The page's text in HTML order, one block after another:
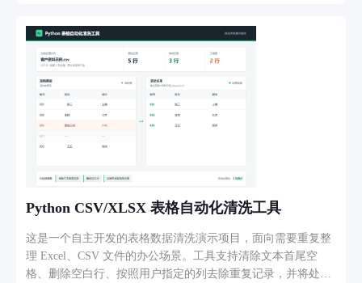
Python CSV/XLSX 表格自动化清洗工具
这是一个自主开发的表格数据清洗演示项目，面向需要重复整
理 Excel、CSV 文件的办公场景。工具支持清除文本首尾空
格、删除空白行、按照用户指定的列去除重复记录，并将处理